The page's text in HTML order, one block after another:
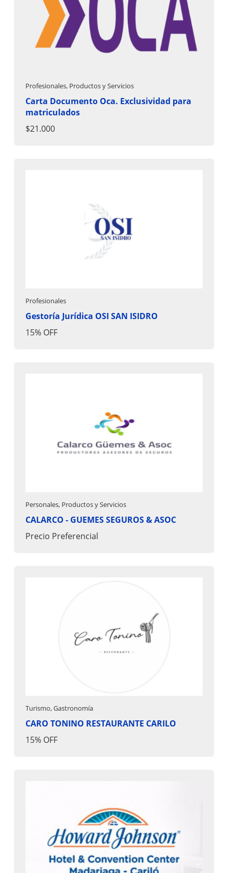
Profesionales, Productos y Servicios
Carta Documento Oca. Exclusividad para
matriculados
$21.000
Profesionales
Gestoría Jurídica OSI SAN ISIDRO
15% OFF
Personales, Productos y Servicios
CALARCO - GUEMES SEGUROS & ASOC
Precio Preferencial
Turismo, Gastronomía
CARO TONINO RESTAURANTE CARILO
15% OFF